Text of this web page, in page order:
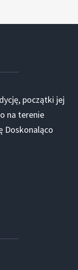
początki jej
na terenie
Doskonaląco